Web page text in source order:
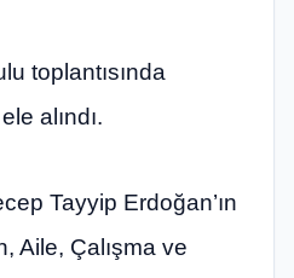
toplantısında
alındı.
Tayyip Erdoğan’ın
Aile, Çalışma ve